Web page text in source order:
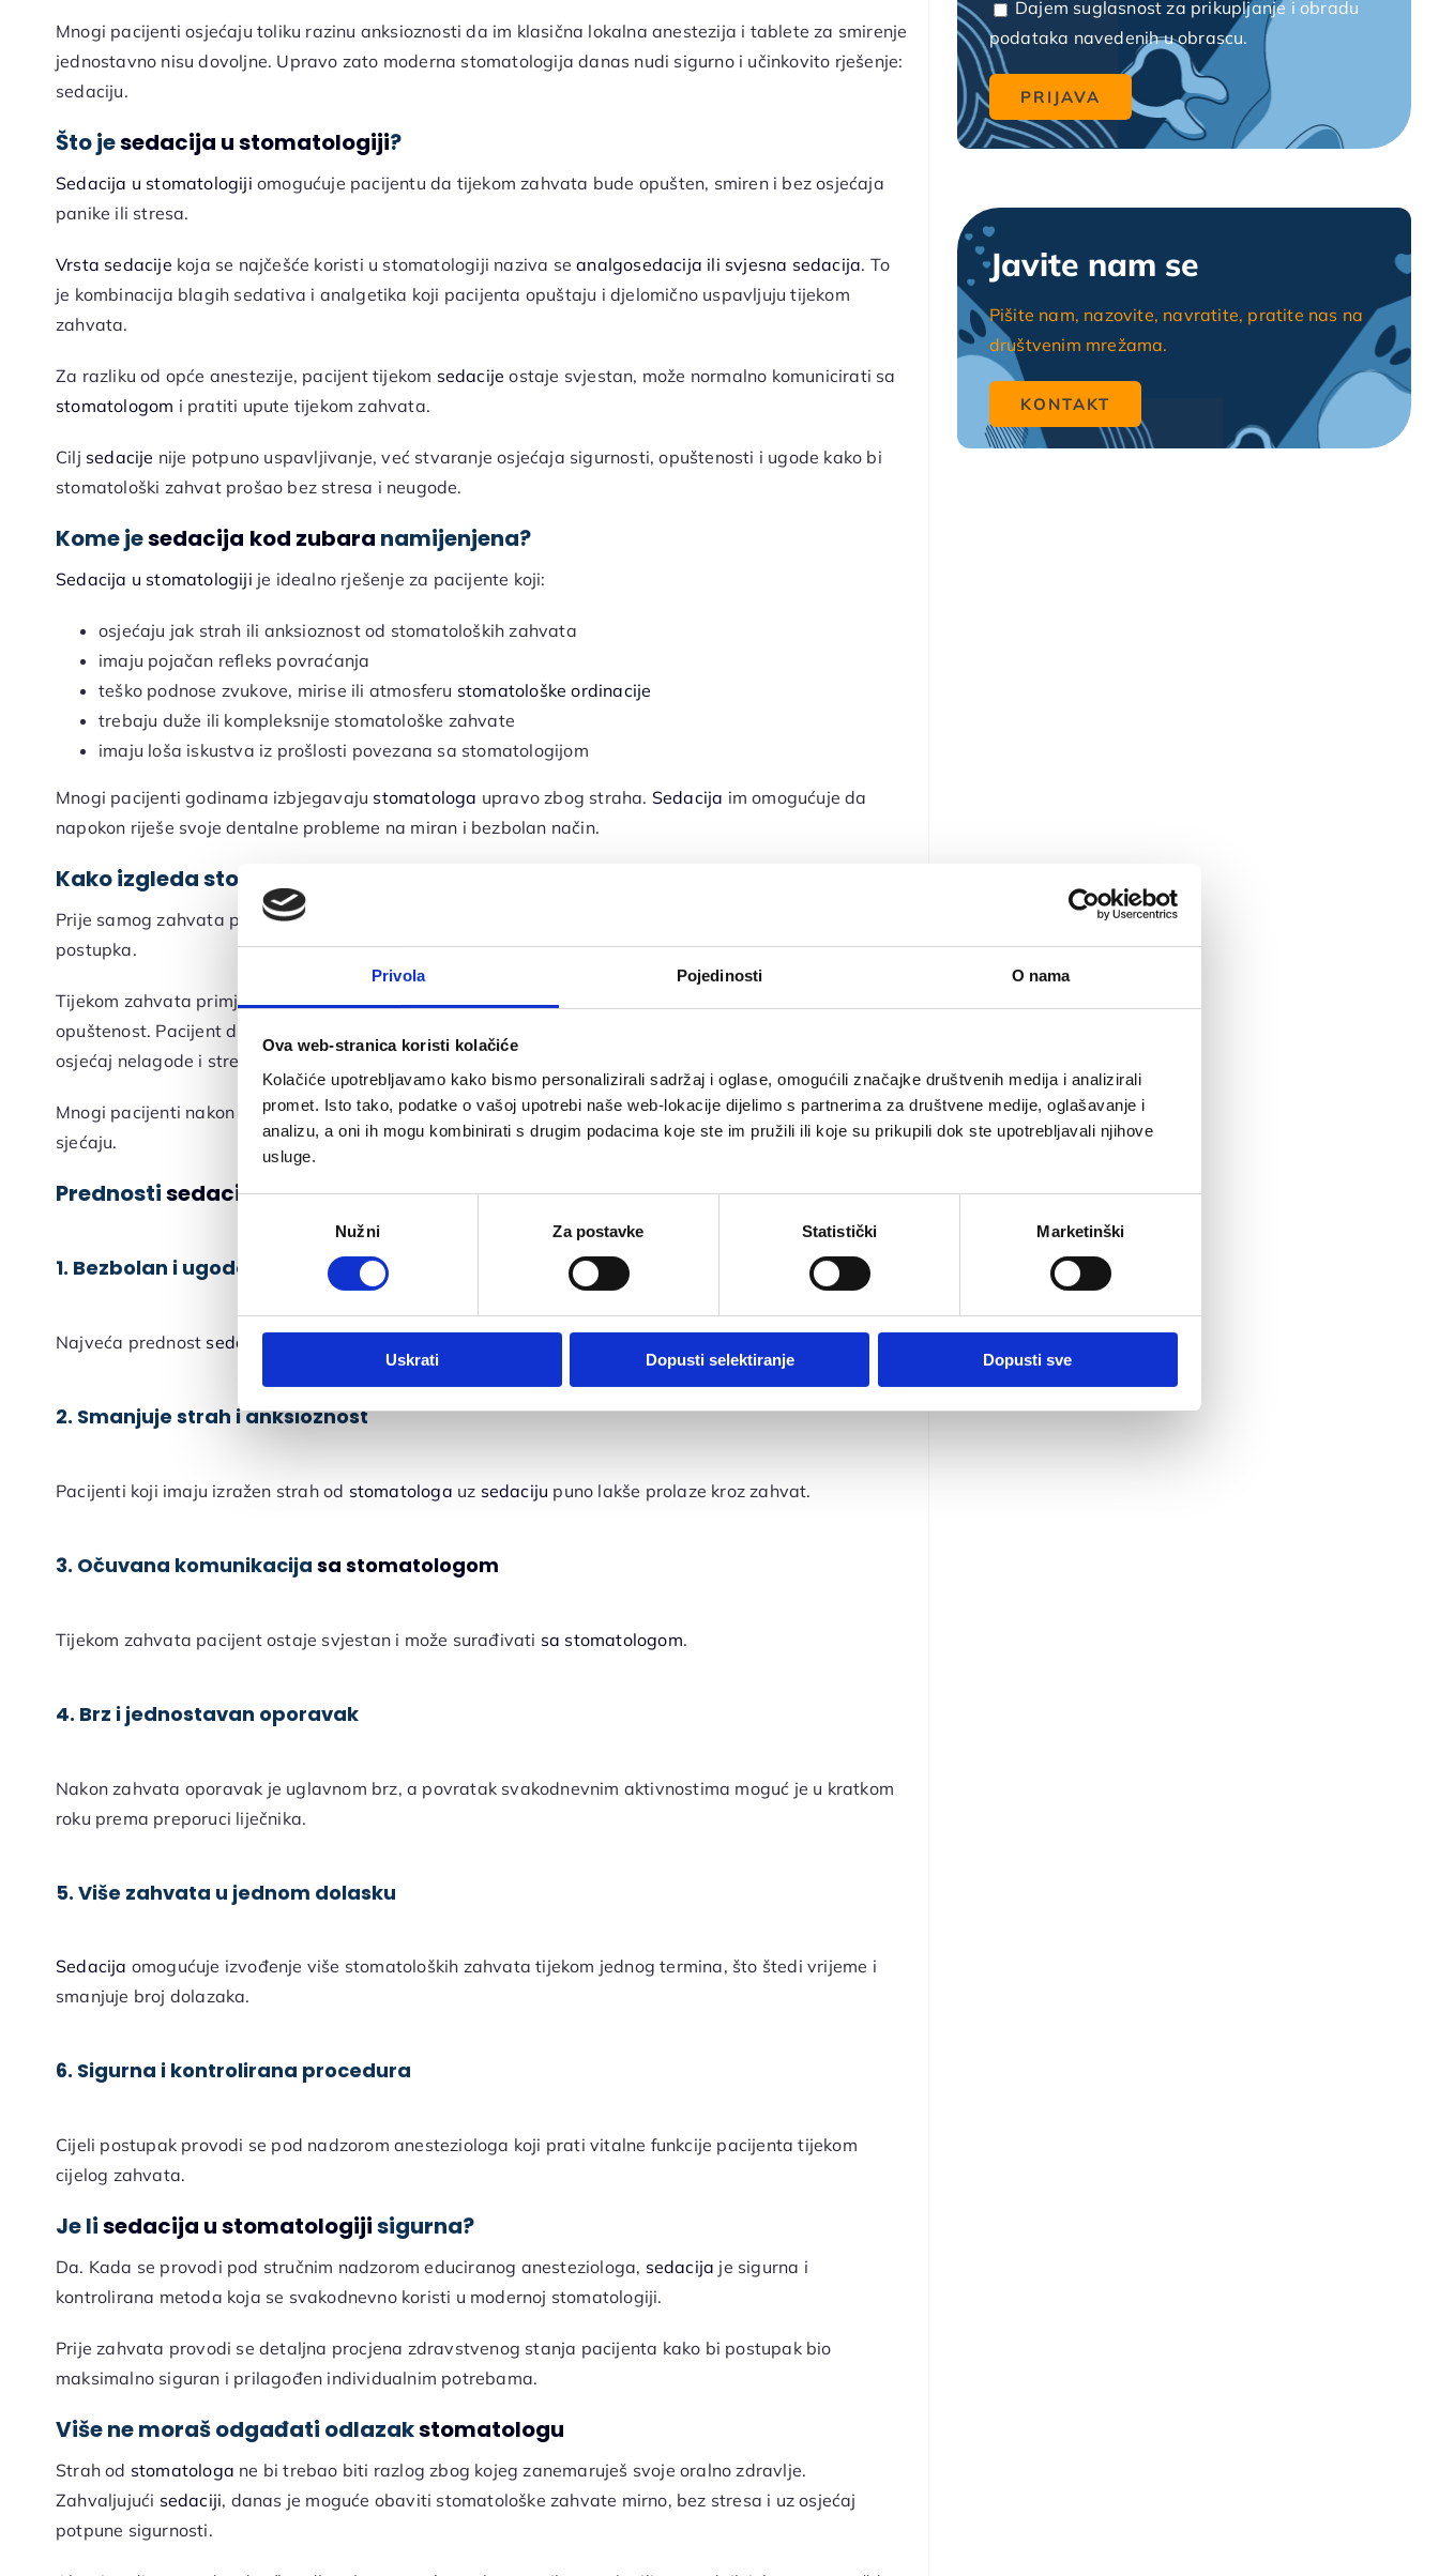
Privola Pojedinosti O nama
Ova web-stranica koristi kolačiće
Kolačiće upotrebljavamo kako bismo personalizirali sadržaj i oglase, omogućili značajke društvenih medija i analizirali
promet. Isto tako, podatke o vašoj upotrebi naše web-lokacije dijelimo s partnerima za društvene medije, oglašavanje i
analizu, a oni ih mogu kombinirati s drugim podacima koje ste im pružili ili koje su prikupili dok ste upotrebljavali njihove
usluge.
Odabir
Nužni Za postavke Statistički Marketinški
Uskrati Dopusti selektiranje Dopusti sve
Mnogi pacijenti osjećaju toliku razinu anksioznosti da im klasična lokalna anestezija i tablete za smirenje
jednostavno nisu dovoljne. Upravo zato moderna stomatologija danas nudi sigurno i učinkovito rješenje:
sedaciju.
Što jesedacija u stomatologiji?
Sedacija u stomatologiji omogućuje pacijentu da tijekom zahvata bude opušten, smiren i bez osjećaja
panike ili stresa.
Vrsta sedacije koja se najčešće koristi u stomatologiji naziva seanalgosedacija ili svjesna sedacija. To
je kombinacija blagih sedativa i analgetika koji pacijenta opuštaju i djelomično uspavljuju tijekom
zahvata.
Za razliku od opće anestezije, pacijent tijekom sedacije ostaje svjestan, može normalno komunicirati sa
stomatologom i pratiti upute tijekom zahvata.
Cilj sedacije nije potpuno uspavljivanje, već stvaranje osjećaja sigurnosti, opuštenosti i ugode kako bi
stomatološki zahvat prošao bez stresa i neugode.
Kome jesedacija kod zubara namijenjena?
Sedacija u stomatologiji je idealno rješenje za pacijente koji:
osjećaju jak strah ili anksioznost od stomatoloških zahvata
imaju pojačan refleks povraćanja
teško podnose zvukove, mirise ili atmosferu stomatološke ordinacije
trebaju duže ili kompleksnije stomatološke zahvate
imaju loša iskustva iz prošlosti povezana sa stomatologijom
Mnogi pacijenti godinama izbjegavaju stomatologa upravo zbog straha. Sedacija im omogućuje da
napokon riješe svoje dentalne probleme na miran i bezbolan način.
Kako izgleda stomatološki zahvat uz
Prije samog zahvata pacijenta pregledava anesteziolog koji prati zdravstveno stanje tijekom cijelog
postupka.
Tijekom zahvata primjenjuju se lijekovi koji smanjuju napetost i osjećaj straha te omogućuju duboku
opuštenost. Pacijent diše samostalno, ostaje svjestan i može komunicirati sa
osjećaj nelagode i stresa značajno smanjen.
Mnogi pacijenti nakon zahvata imaju osjećaj kao da je cijeli postupak trajao vrlo kratko ili ga se jedva
sjećaju.
Prednostisedacije u stomatologiji
1. Bezbolan i ugodan stomatološki zahvat
Najveća prednost sedacije je osjećaj opuštenosti i smanjenje neugode tijekom zahvata.
2. Smanjuje strah i anksioznost
Pacijenti koji imaju izražen strah od stomatologa uz sedaciju puno lakše prolaze kroz zahvat.
3. Očuvana komunikacija sa stomatologom
Tijekom zahvata pacijent ostaje svjestan i može surađivati sa stomatologom.
4. Brz i jednostavan oporavak
Nakon zahvata oporavak je uglavnom brz, a povratak svakodnevnim aktivnostima moguć je u kratkom
roku prema preporuci liječnika.
5. Više zahvata u jednom dolasku
Sedacija omogućuje izvođenje više stomatoloških zahvata tijekom jednog termina, što štedi vrijeme i
smanjuje broj dolazaka.
6. Sigurna i kontrolirana procedura
Cijeli postupak provodi se pod nadzorom anesteziologa koji prati vitalne funkcije pacijenta tijekom
cijelog zahvata.
Je lisedacija u stomatologijisigurna?
Da. Kada se provodi pod stručnim nadzorom educiranog anesteziologa, sedacija je sigurna i
kontrolirana metoda koja se svakodnevno koristi u modernoj stomatologiji.
Prije zahvata provodi se detaljna procjena zdravstvenog stanja pacijenta kako bi postupak bio
maksimalno siguran i prilagođen individualnim potrebama.
Više ne moraš odgađati odlazakstomatologu
Strah od stomatologa ne bi trebao biti razlog zbog kojeg zanemaruješ svoje oralno zdravlje.
Zahvaljujući sedaciji, danas je moguće obaviti stomatološke zahvate mirno, bez stresa i uz osjećaj
potpune sigurnosti.
Dajem suglasnost za prikupljanje i obradu
podataka navedenih u obrascu.
Javite nam se
Pišite nam, nazovite, navratite, pratite nas na
društvenim mrežama.
KONTAKT